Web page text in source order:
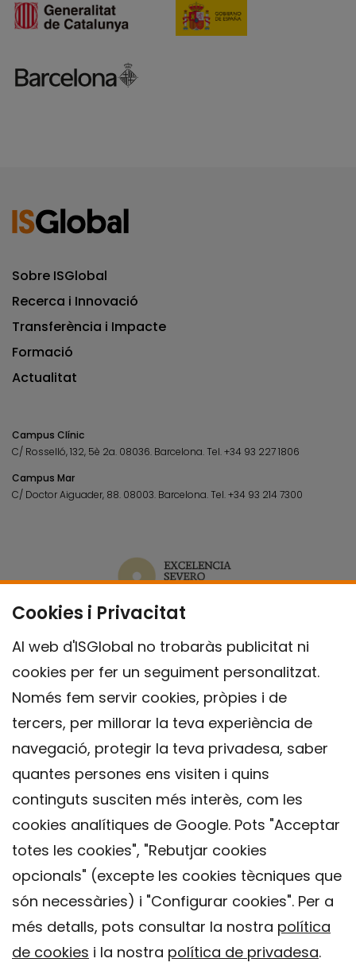
Cookies i Privacitat
Al web d'ISGlobal no trobaràs publicitat ni
cookies per fer un seguiment personalitzat.
Només fem servir cookies, pròpies i de
tercers, per millorar la teva experiència de
navegació, protegir la teva privadesa, saber
quantes persones ens visiten i quins
continguts susciten més interès, com les
cookies analítiques de Google. Pots "Acceptar
totes les cookies", "Rebutjar cookies
opcionals" (excepte les cookies tècniques que
són necessàries) i "Configurar cookies". Per a
més detalls, pots consultar la nostra política
de cookies i la nostra política de privadesa.
Sobre ISGlobal
Recerca i Innovació
Transferència i Impacte
Formació
Actualitat
Campus Clínic
C/ Rosselló, 132, 5è 2a. 08036. Barcelona.Tel.+34 93 227 1806
Campus Mar
C/ Doctor Aiguader, 88. 08003. Barcelona.Tel.+34 93 214 7300
Contacte
Política de privacitat
Política de Cookies